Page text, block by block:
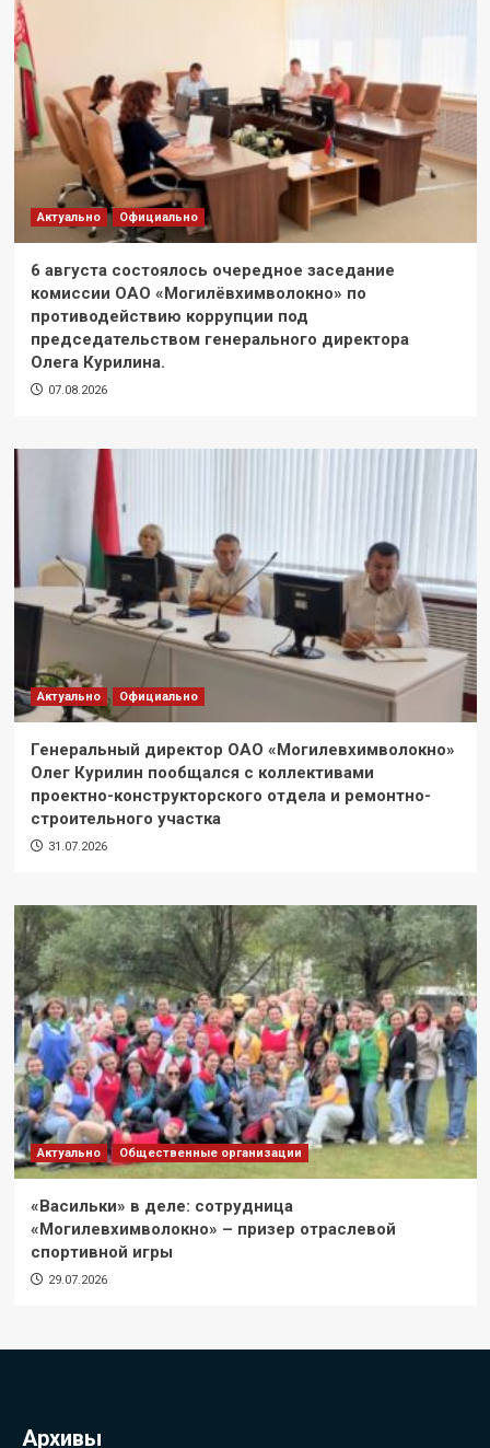
Актуально Официально
6 августа состоялось очередное заседание
комиссии ОАО «Могилёвхимволокно» по
противодействию коррупции под
председательством генерального директора
Олега Курилина.
07.08.2026
Актуально Официально
Генеральный директор ОАО «Могилевхимволокно»
Олег Курилин пообщался с коллективами
проектно-конструкторского отдела и ремонтно-
строительного участка
31.07.2026
Актуально Общественные организации
«Васильки» в деле: сотрудница
«Могилевхимволокно» – призер отраслевой
спортивной игры
29.07.2026
Архивы